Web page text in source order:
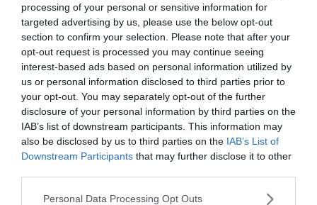
processing of your personal or sensitive information for
targeted advertising by us, please use the below opt-out
section to confirm your selection. Please note that after your
opt-out request is processed you may continue seeing
interest-based ads based on personal information utilized by
us or personal information disclosed to third parties prior to
your opt-out. You may separately opt-out of the further
disclosure of your personal information by third parties on the
IAB’s list of downstream participants. This information may
also be disclosed by us to third parties on the IAB’s List of
Downstream Participants that may further disclose it to other
Personal Data Processing Opt Outs
Pour aller plus loin
Hébergements
Locations de vacances
Airbnb Rodez : les meilleures locations Airbnb à
Rodez
Le 26 avril 2025
Par Julie Paris